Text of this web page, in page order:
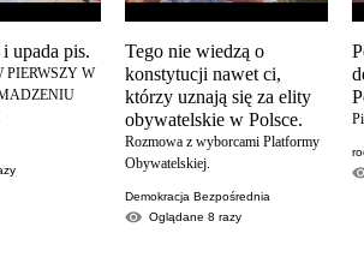
upada pis.
PIERWSZY W
Tego nie wiedzą o
konstytucji nawet ci,
którzy uznają się za elity
obywatelskie w Polsce.
Rozmowa z wyborcami Platformy
Obywatelskiej.
Demokracja Bezpośrednia
Oglądane 8razy